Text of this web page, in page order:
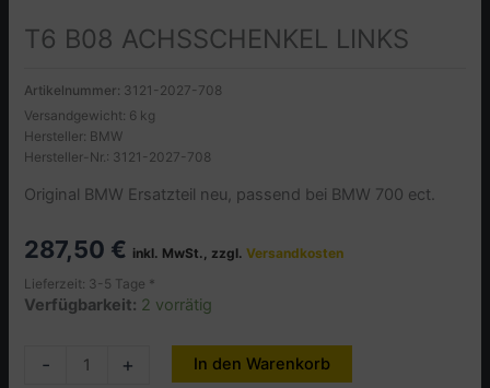
T6 B08 ACHSSCHENKEL LINKS
Artikelnummer: 3121-2027-708
Versandgewicht: 6 kg
Hersteller: BMW
Hersteller-Nr.: 3121-2027-708
Original BMW Ersatzteil neu, passend bei BMW 700 ect.
287,50 € inkl. MwSt., zzgl.Versandkosten
Lieferzeit: 3-5 Tage *
Verfügbarkeit: 2 vorrätig
- + In den Warenkorb